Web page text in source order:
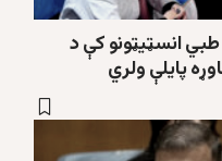
انسټیټونو کې د
پایلې ولري